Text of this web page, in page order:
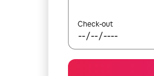
Check-out